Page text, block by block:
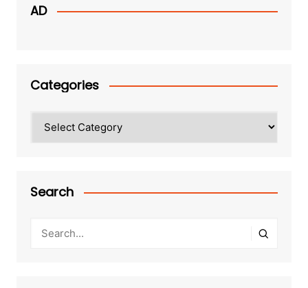
AD
Categories
Search